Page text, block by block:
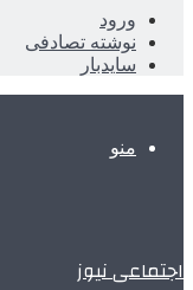
ورود
نوشته تصادفی
سایدبار
منو
اجتماعی نیوز